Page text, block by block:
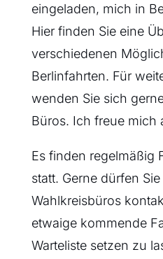
eingeladen, mich in
Hier finden Sie eine
verschiedenen
Berlinfahrten. Für
wenden Sie sich
Büros. Ich freue mich
Es finden regelmäßig
statt. Gerne dürfen
Wahlkreisbüros
etwaige kommende
Warteliste setzen zu